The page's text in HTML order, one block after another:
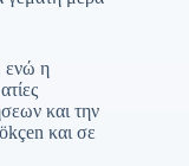
ενώ η
και την
και σε